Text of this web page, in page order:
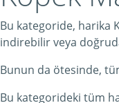
Bu kategoride, harika
indirebilir veya
Bunun da ötesinde,
Bu kategorideki tüm